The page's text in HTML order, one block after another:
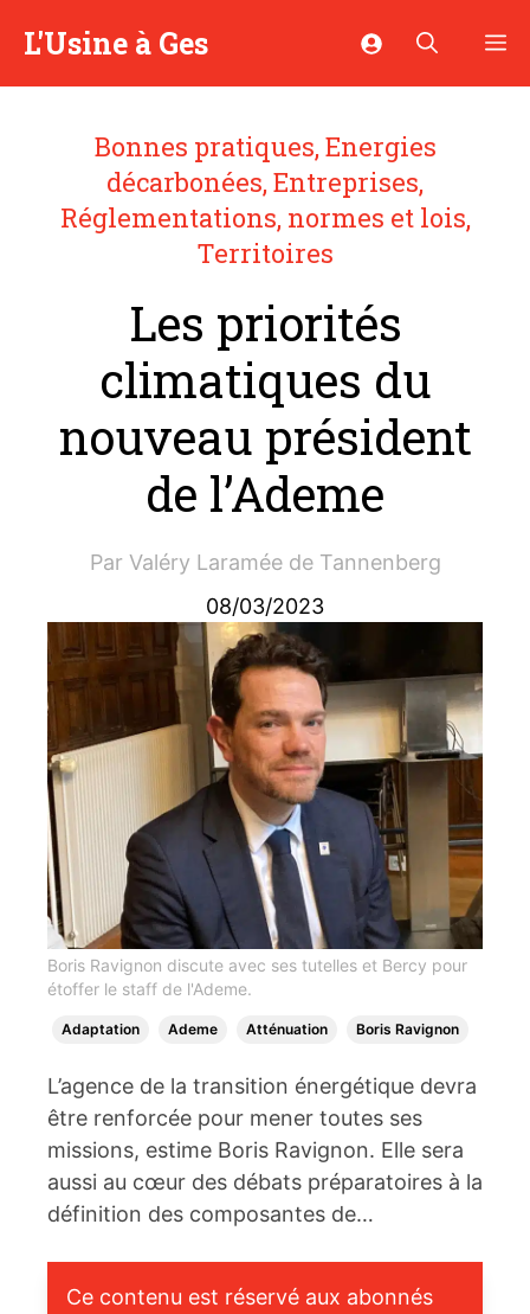
L'Usine à Ges
Bonnes pratiques,Energies
décarbonées,Entreprises,
Réglementations, normes et lois,
Territoires
Les priorités
climatiques du
nouveau président
de l’Ademe
Par Valéry Laramée de Tannenberg
08/03/2023
Boris Ravignon discute avec ses tutelles et Bercy pour
étoffer le staff de l'Ademe.
Adaptation Ademe Atténuation Boris Ravignon
L’agence de la transition énergétique devra
être renforcée pour mener toutes ses
missions, estime Boris Ravignon. Elle sera
aussi au cœur des débats préparatoires à la
définition des composantes de…
Ce contenu est réservé aux abonnés